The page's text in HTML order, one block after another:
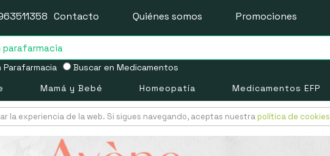
Buscar en Medicamentos
Contacto Quiénes somos Promociones
Mamá y Bebé Homeopatía Medicamentos EFP
la experiencia de la web. Si sigues navegando, aceptas nuestra política de cookies